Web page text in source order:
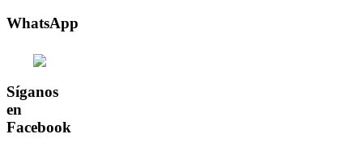
WhatsApp
Síganos
en
Facebook